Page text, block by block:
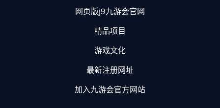
网页版j9九游会官网
精品项目
游戏文化
最新注册网址
加入九游会官方网站